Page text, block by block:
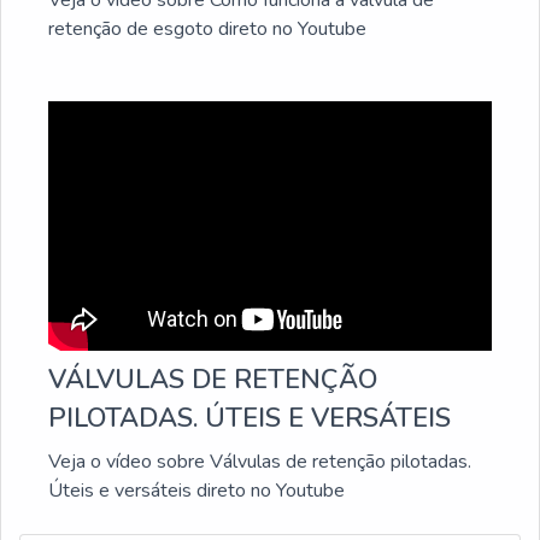
concreto.Tudo isso por ser comprometida com os
retenção de esgoto direto no Youtube
VÁLVULAS DE RETENÇÃO
PILOTADAS. ÚTEIS E VERSÁTEIS
Veja o vídeo sobre Válvulas de retenção pilotadas.
Úteis e versáteis direto no Youtube